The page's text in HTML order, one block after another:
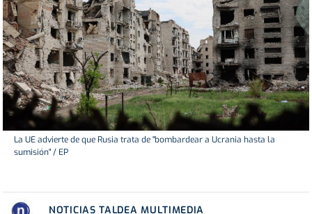
La UE advierte de que Rusia trata de "bombardear a Ucrania hasta la
sumisión" / EP
NOTICIAS TALDEA MULTIMEDIA